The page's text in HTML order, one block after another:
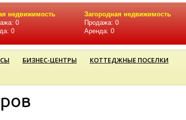
недвижимость
0
0
Загородная недвижимость
Продажа: 0
Аренда: 0
БИЗНЕС-ЦЕНТРЫ
КОТТЕДЖНЫЕ ПОСЕЛКИ